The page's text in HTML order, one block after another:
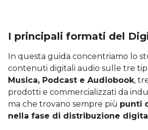
I principali formati del
In questa guida concentriamo lo
contenuti digitali audio sulle tre
Musica, Podcast e Audiobook,
prodotti e commercializzati da
ma che trovano sempre più punti
nella fase di distribuzione